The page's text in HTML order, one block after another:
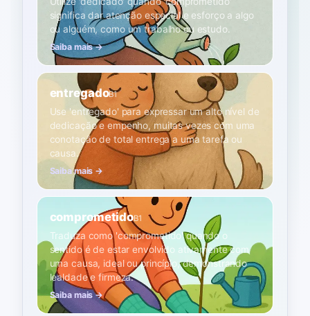
significa dar atenção especial e esforço a algo
ou alguém, como um trabalho ou estudo.
Saiba mais →
entregadoB1
Use 'entregado' para expressar um alto nível de
dedicação e empenho, muitas vezes com uma
conotação de total entrega a uma tarefa ou
causa.
Saiba mais →
comprometidoB1
Traduza como 'comprometido' quando o
sentido é de estar envolvido ativamente com
uma causa, ideal ou princípio, demonstrando
lealdade e firmeza.
Saiba mais →